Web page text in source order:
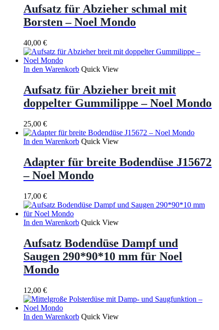
Aufsatz für Abzieher schmal mit
Borsten – Noel Mondo
40,00 €
In den Warenkorb Quick View
Aufsatz für Abzieher breit mit
doppelter Gummilippe – Noel Mondo
25,00 €
In den Warenkorb Quick View
Adapter für breite Bodendüse J15672
– Noel Mondo
17,00 €
In den Warenkorb Quick View
Aufsatz Bodendüse Dampf und
Saugen 290*90*10 mm für Noel
Mondo
12,00 €
In den Warenkorb Quick View